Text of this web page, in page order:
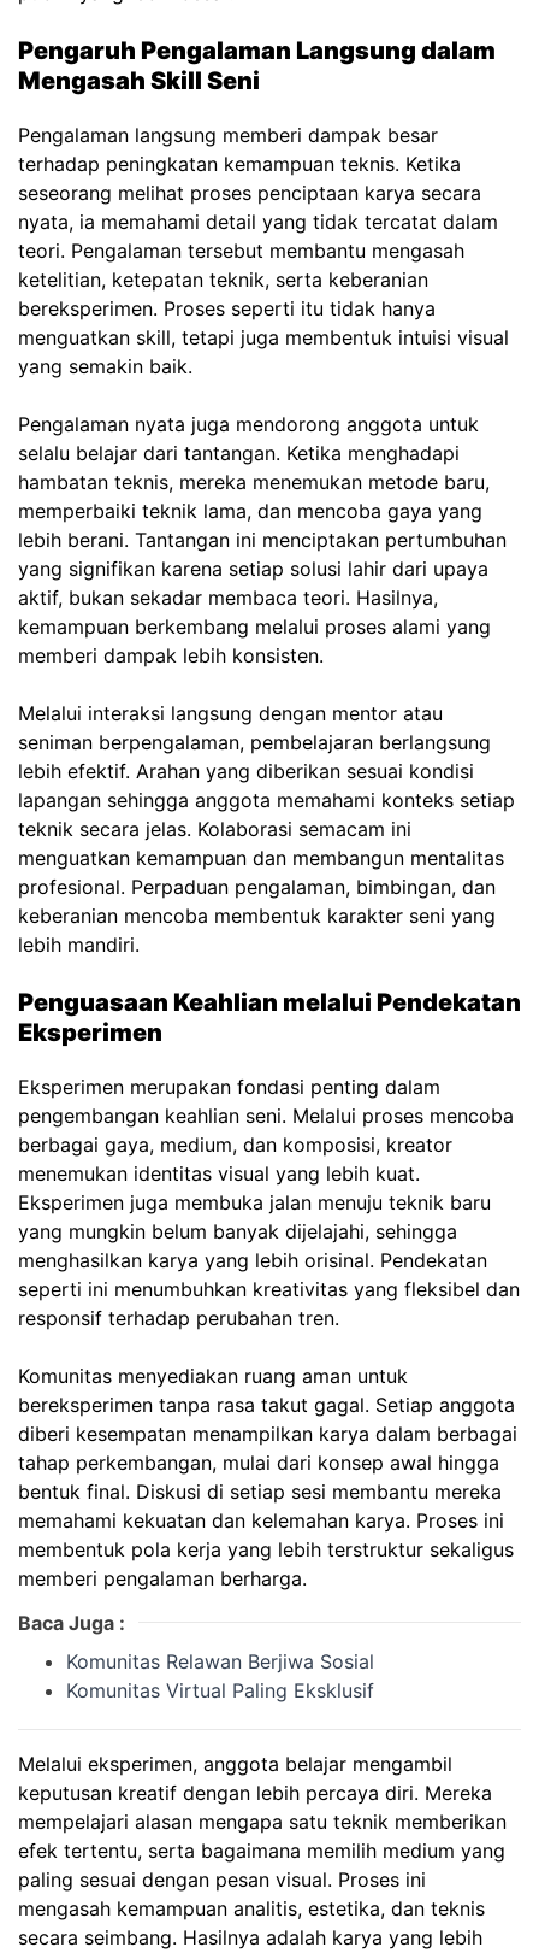
Pengaruh Pengalaman Langsung dalam
Mengasah Skill Seni
Pengalaman langsung memberi dampak besar
terhadap peningkatan kemampuan teknis. Ketika
seseorang melihat proses penciptaan karya secara
nyata, ia memahami detail yang tidak tercatat dalam
teori. Pengalaman tersebut membantu mengasah
ketelitian, ketepatan teknik, serta keberanian
bereksperimen. Proses seperti itu tidak hanya
menguatkan skill, tetapi juga membentuk intuisi visual
yang semakin baik.
Pengalaman nyata juga mendorong anggota untuk
selalu belajar dari tantangan. Ketika menghadapi
hambatan teknis, mereka menemukan metode baru,
memperbaiki teknik lama, dan mencoba gaya yang
lebih berani. Tantangan ini menciptakan pertumbuhan
yang signifikan karena setiap solusi lahir dari upaya
aktif, bukan sekadar membaca teori. Hasilnya,
kemampuan berkembang melalui proses alami yang
memberi dampak lebih konsisten.
Melalui interaksi langsung dengan mentor atau
seniman berpengalaman, pembelajaran berlangsung
lebih efektif. Arahan yang diberikan sesuai kondisi
lapangan sehingga anggota memahami konteks setiap
teknik secara jelas. Kolaborasi semacam ini
menguatkan kemampuan dan membangun mentalitas
profesional. Perpaduan pengalaman, bimbingan, dan
keberanian mencoba membentuk karakter seni yang
lebih mandiri.
Penguasaan Keahlian melalui Pendekatan
Eksperimen
Eksperimen merupakan fondasi penting dalam
pengembangan keahlian seni. Melalui proses mencoba
berbagai gaya, medium, dan komposisi, kreator
menemukan identitas visual yang lebih kuat.
Eksperimen juga membuka jalan menuju teknik baru
yang mungkin belum banyak dijelajahi, sehingga
menghasilkan karya yang lebih orisinal. Pendekatan
seperti ini menumbuhkan kreativitas yang fleksibel dan
responsif terhadap perubahan tren.
Komunitas menyediakan ruang aman untuk
bereksperimen tanpa rasa takut gagal. Setiap anggota
diberi kesempatan menampilkan karya dalam berbagai
tahap perkembangan, mulai dari konsep awal hingga
bentuk final. Diskusi di setiap sesi membantu mereka
memahami kekuatan dan kelemahan karya. Proses ini
membentuk pola kerja yang lebih terstruktur sekaligus
memberi pengalaman berharga.
Baca Juga :
Komunitas Relawan Berjiwa Sosial
Komunitas Virtual Paling Eksklusif
Melalui eksperimen, anggota belajar mengambil
keputusan kreatif dengan lebih percaya diri. Mereka
mempelajari alasan mengapa satu teknik memberikan
efek tertentu, serta bagaimana memilih medium yang
paling sesuai dengan pesan visual. Proses ini
mengasah kemampuan analitis, estetika, dan teknis
secara seimbang. Hasilnya adalah karya yang lebih